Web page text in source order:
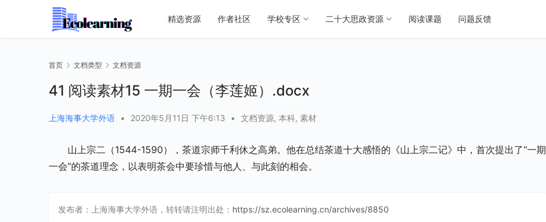
精选资源 作者社区 学校专区 二十大思政资源 阅读课题 问题反馈
首页 文档类型 文档资源
41 阅读素材15 一期一会（李莲姬）.docx
上海海事大学外语 • 2020年5月11日 下午6:13 • 文档资源, 本科, 素材
山上宗二（1544-1590），茶道宗师千利休之高弟。他在总结茶道十大感悟的《山上宗二记》中，首次提出了“一期
一会”的茶道理念，以表明茶会中要珍惜与他人、与此刻的相会。
发布者：上海海事大学外语，转转请注明出处： https://sz.ecolearning.cn/archives/8850